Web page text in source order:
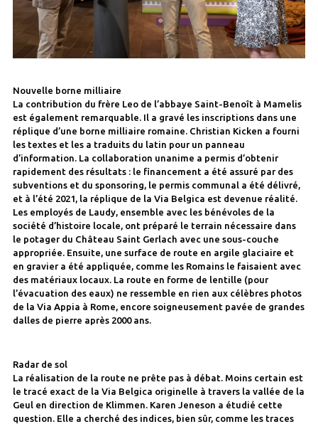
Nouvelle borne milliaire
La contribution du frère Leo de l’abbaye Saint-Benoît à Mamelis
est également remarquable. Il a gravé les inscriptions dans une
réplique d’une borne milliaire romaine. Christian Kicken a fourni
les textes et les a traduits du latin pour un panneau
d’information. La collaboration unanime a permis d’obtenir
rapidement des résultats : le financement a été assuré par des
subventions et du sponsoring, le permis communal a été délivré,
et à l’été 2021, la réplique de la Via Belgica est devenue réalité.
Les employés de Laudy, ensemble avec les bénévoles de la
société d’histoire locale, ont préparé le terrain nécessaire dans
le potager du Château Saint Gerlach avec une sous-couche
appropriée. Ensuite, une surface de route en argile glaciaire et
en gravier a été appliquée, comme les Romains le faisaient avec
des matériaux locaux. La route en forme de lentille (pour
l’évacuation des eaux) ne ressemble en rien aux célèbres photos
de la Via Appia à Rome, encore soigneusement pavée de grandes
dalles de pierre après 2000 ans.
Radar de sol
La réalisation de la route ne prête pas à débat. Moins certain est
le tracé exact de la Via Belgica originelle à travers la vallée de la
Geul en direction de Klimmen. Karen Jeneson a étudié cette
question. Elle a cherché des indices, bien sûr, comme les traces